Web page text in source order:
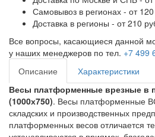
Самовывоз в регионах - от
Доставка в регионы - от 210
Все вопросы, касающиеся данной
у наших менеджеров по тел. +7 499
Описание
Характеристики
Весы платформенные врезные в
(1000х750). Весы платформенные
складских и производственных
платформенных весов отличается